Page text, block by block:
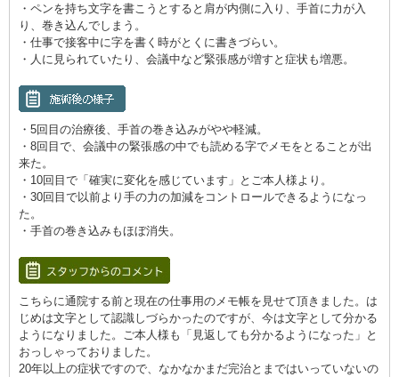
・ペンを持ち文字を書こうとすると肩が内側に入り、手首に力が入
り、巻き込んでしまう。
・仕事で接客中に字を書く時がとくに書きづらい。
・人に見られていたり、会議中など緊張感が増すと症状も増悪。
・5回目の治療後、手首の巻き込みがやや軽減。
・8回目で、会議中の緊張感の中でも読める字でメモをとることが出
来た。
・10回目で「確実に変化を感じています」とご本人様より。
・30回目で以前より手の力の加減をコントロールできるようになっ
た。
・手首の巻き込みもほぼ消失。
こちらに通院する前と現在の仕事用のメモ帳を見せて頂きました。は
じめは文字として認識しづらかったのですが、今は文字として分かる
ようになりました。ご本人様も「見返しても分かるようになった」と
おっしゃっておりました。
20年以上の症状ですので、なかなかまだ完治とまではいっていないの